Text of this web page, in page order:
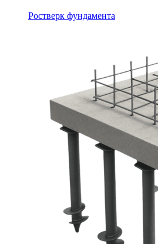
Ростверк фундамента